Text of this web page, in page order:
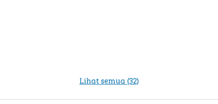
Lihat semua (32)